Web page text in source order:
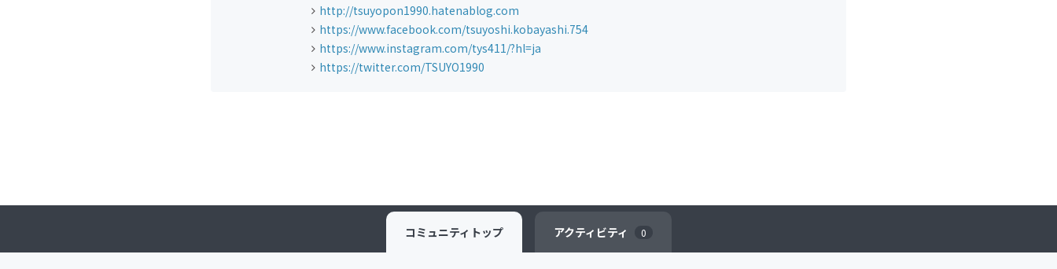
http://tsuyopon1990.hatenablog.com
https://www.facebook.com/tsuyoshi.kobayashi.754
https://www.instagram.com/tys411/?hl=ja
https://twitter.com/TSUYO1990
コミュニティ トップ アクティビティ 0